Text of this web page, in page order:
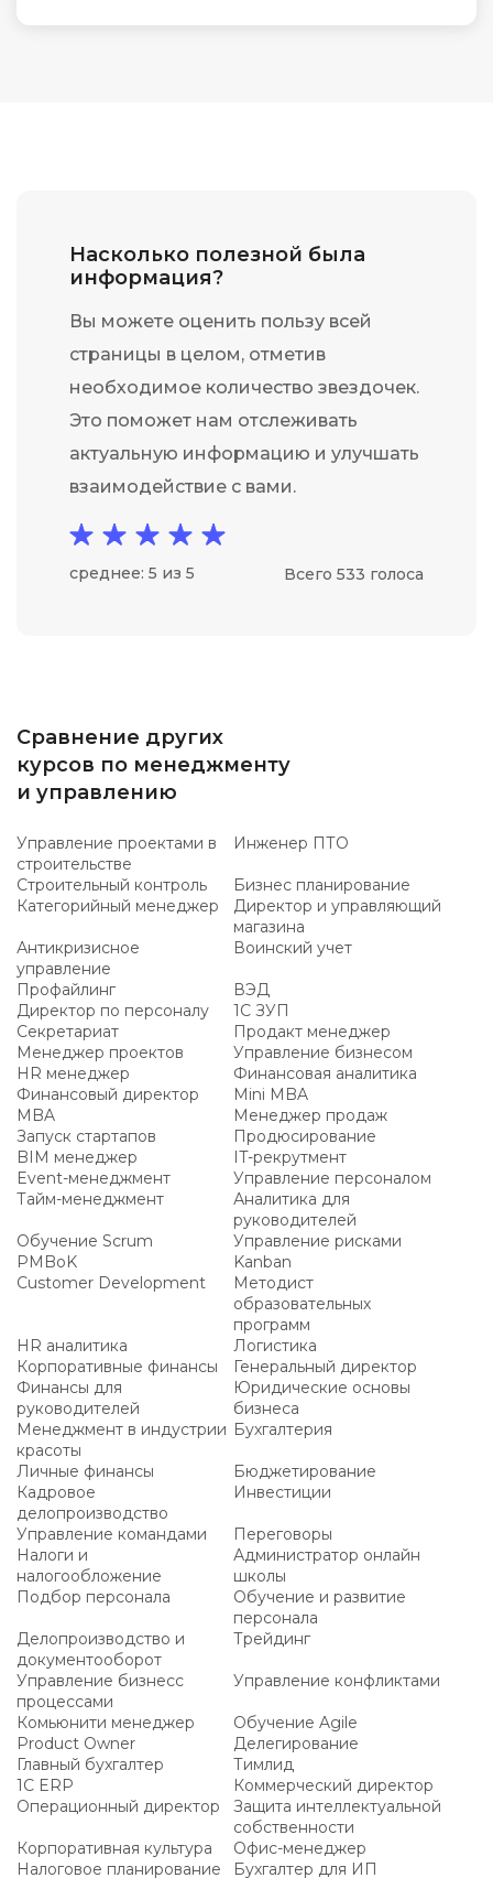
Насколько полезной была
информация?
Вы можете оценить пользу всей
страницы в целом, отметив
необходимое количество звездочек.
Это поможет нам отслеживать
актуальную информацию и улучшать
взаимодействие с вами.
среднее: 5 из 5 Всего 533 голоса
Сравнение других
курсов по менеджменту
и управлению
Управление проектами в
строительстве
Инженер ПТО
Строительный контроль
Бизнес планирование
Категорийный менеджер
Директор и управляющий
магазина
Антикризисное
управление
Воинский учет
Профайлинг
ВЭД
Директор по персоналу
1С ЗУП
Секретариат
Продакт менеджер
Менеджер проектов
Управление бизнесом
HR менеджер
Финансовая аналитика
Финансовый директор
Mini MBA
MBA
Менеджер продаж
Запуск стартапов
Продюсирование
BIM менеджер
IT-рекрутмент
Event-менеджмент
Управление персоналом
Тайм-менеджмент
Аналитика для
руководителей
Обучение Scrum
Управление рисками
PMBoK
Kanban
Customer Development
Методист
образовательных
программ
HR аналитика
Логистика
Корпоративные финансы
Генеральный директор
Финансы для
руководителей
Юридические основы
бизнеса
Менеджмент в индустрии
красоты
Бухгалтерия
Личные финансы
Бюджетирование
Кадровое
делопроизводство
Инвестиции
Управление командами
Переговоры
Налоги и
налогообложение
Администратор онлайн
школы
Подбор персонала
Обучение и развитие
персонала
Делопроизводство и
документооборот
Трейдинг
Управление бизнесс
процессами
Управление конфликтами
Комьюнити менеджер
Обучение Agile
Product Owner
Делегирование
Главный бухгалтер
Тимлид
1С ERP
Коммерческий директор
Операционный директор
Защита интеллектуальной
собственности
Корпоративная культура
Офис-менеджер
Налоговое планирование
Бухгалтер для ИП